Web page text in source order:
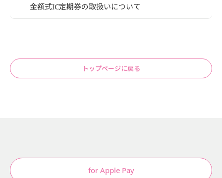
金額式IC定期券の取扱いについて
トップページに戻る
for Apple Pay